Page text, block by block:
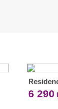
6 290